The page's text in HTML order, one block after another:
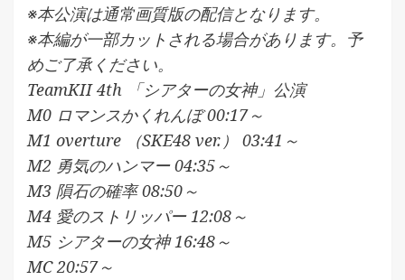
※本公演は通常画質版の配信となります。
※本編が一部カットされる場合があります。予
めご了承ください。
TeamKII 4th 「シアターの女神」公演
M0 ロマンスかくれんぼ 00:17～
M1 overture （SKE48 ver.） 03:41～
M2 勇気のハンマー 04:35～
M3 隕石の確率 08:50～
M4 愛のストリッパー 12:08～
M5 シアターの女神 16:48～
MC 20:57～